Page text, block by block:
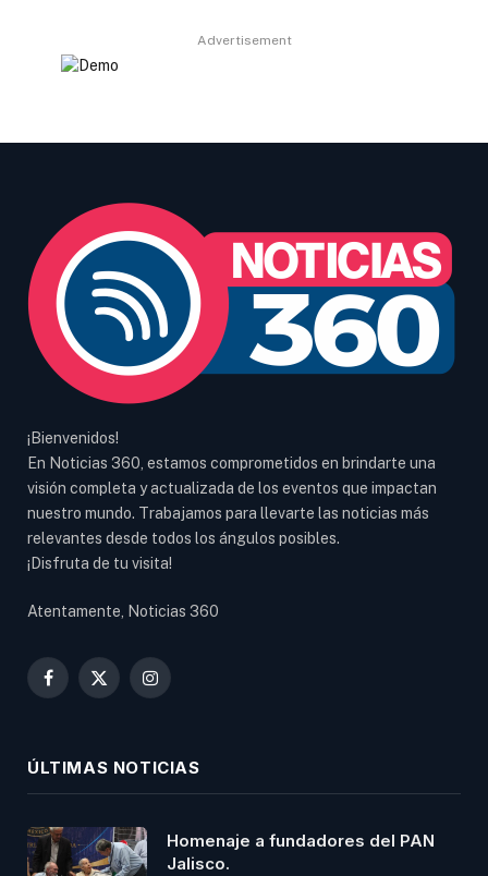
Advertisement
¡Bienvenidos!
En Noticias 360, estamos comprometidos en brindarte una
visión completa y actualizada de los eventos que impactan
nuestro mundo. Trabajamos para llevarte las noticias más
relevantes desde todos los ángulos posibles.
¡Disfruta de tu visita!
Atentamente, Noticias 360
Facebook
X
Instagram
ÚLTIMAS NOTICIAS
Homenaje a fundadores del PAN
Jalisco.